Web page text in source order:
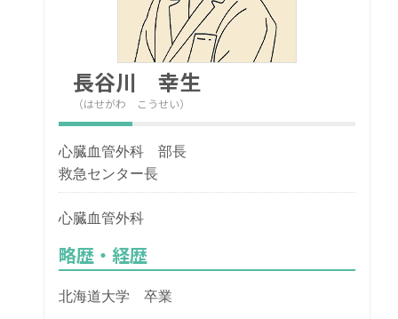
長谷川 幸生
（はせがわ こうせい）
心臓血管外科 部長
救急センター長
心臓血管外科
略歴・経歴
北海道大学 卒業